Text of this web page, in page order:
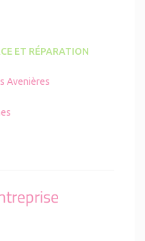
ET RÉPARATION
Avenières